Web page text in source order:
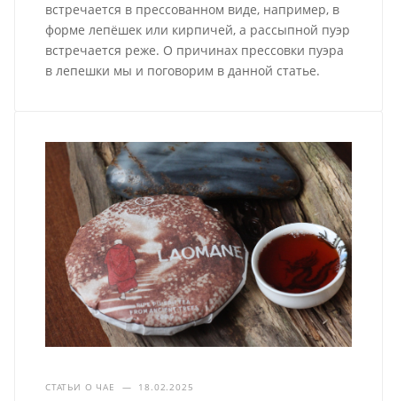
встречается в прессованном виде, например, в
форме лепёшек или кирпичей, а рассыпной пуэр
встречается реже. О причинах прессовки пуэра
в лепешки мы и поговорим в данной статье.
СТАТЬИ О ЧАЕ — 18.02.2025